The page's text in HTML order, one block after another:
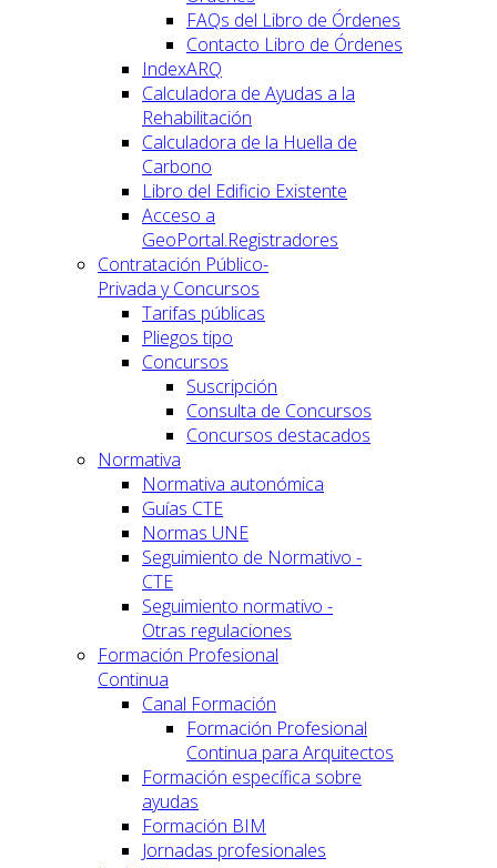
FAQs del Libro de Órdenes
Contacto Libro de Órdenes
IndexARQ
Calculadora de Ayudas a la
Rehabilitación
Calculadora de la Huella de
Carbono
Libro del Edificio Existente
Acceso a
GeoPortal.Registradores
Contratación Público-
Privada y Concursos
Tarifas públicas
Pliegos tipo
Concursos
Suscripción
Consulta de Concursos
Concursos destacados
Normativa
Normativa autonómica
Guías CTE
Normas UNE
Seguimiento de Normativo -
CTE
Seguimiento normativo -
Otras regulaciones
Formación Profesional
Continua
Canal Formación
Formación Profesional
Continua para Arquitectos
Formación específica sobre
ayudas
Formación BIM
Jornadas profesionales